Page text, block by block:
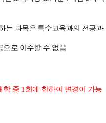
는 과목은 특수교육과의 전공과
으로 이수할 수 없음
학 중 1 회에 한하여 변경이 가능